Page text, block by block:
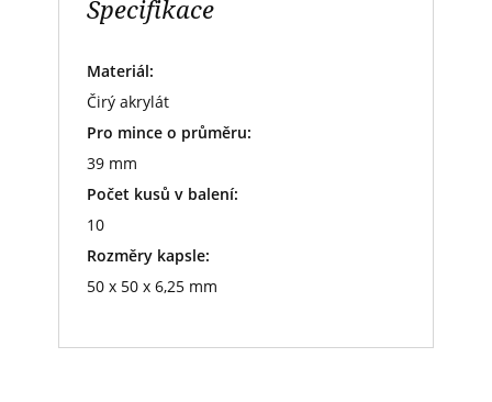
Specifikace
Materiál:
Čirý akrylát
Pro mince o průměru:
39 mm
Počet kusů v balení:
10
Rozměry kapsle:
50 x 50 x 6,25 mm